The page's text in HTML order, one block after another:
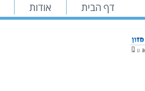
דף הבית אודות